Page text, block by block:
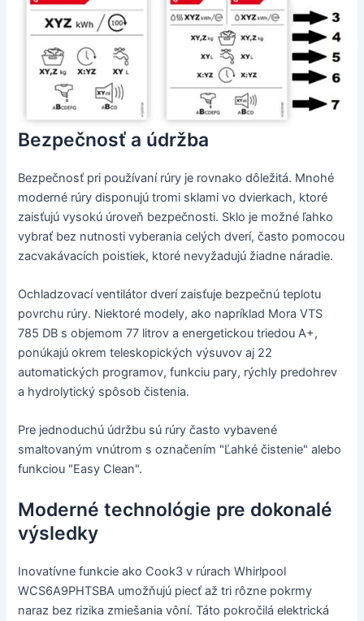
Bezpečnosť a údržba
Bezpečnosť pri používaní rúry je rovnako dôležitá. Mnohé
moderné rúry disponujú tromi sklami vo dvierkach, ktoré
zaisťujú vysokú úroveň bezpečnosti. Sklo je možné ľahko
vybrať bez nutnosti vyberania celých dverí, často pomocou
zacvakávacích poistiek, ktoré nevyžadujú žiadne náradie.
Ochladzovací ventilátor dverí zaisťuje bezpečnú teplotu
povrchu rúry. Niektoré modely, ako napríklad Mora VTS
785 DB s objemom 77 litrov a energetickou triedou A+,
ponúkajú okrem teleskopických výsuvov aj 22
automatických programov, funkciu pary, rýchly predohrev
a hydrolytický spôsob čistenia.
Pre jednoduchú údržbu sú rúry často vybavené
smaltovaným vnútrom s označením "Ľahké čistenie" alebo
funkciou "Easy Clean".
Moderné technológie pre dokonalé
výsledky
Inovatívne funkcie ako Cook3 v rúrach Whirlpool
WCS6A9PHTSBA umožňujú piecť až tri rôzne pokrmy
naraz bez rizika zmiešania vôní. Táto pokročilá elektrická